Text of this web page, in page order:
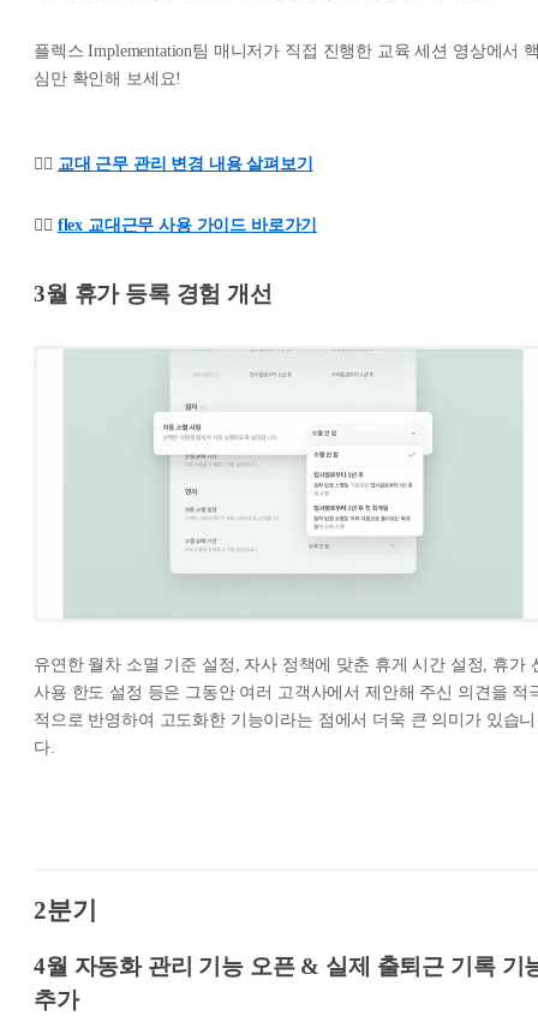
플렉스 Implementation팀 매니저가 직접 진행한 교육 세션 영상에서
심만 확인해 보세요!
👉🏻 교대 근무 관리 변경 내용 살펴보기
👉🏻 flex 교대근무 사용 가이드 바로가기
3월 휴가 등록 경험 개선
유연한 월차 소멸 기준 설정, 자사 정책에 맞춘 휴게 시간 설정, 휴가
사용 한도 설정 등은 그동안 여러 고객사에서 제안해 주신 의견을 적
적으로 반영하여 고도화한 기능이라는 점에서 더욱 큰 의미가 있습니
다.
2분기
4월 자동화 관리 기능 오픈 & 실제 출퇴근 기록 기
추가